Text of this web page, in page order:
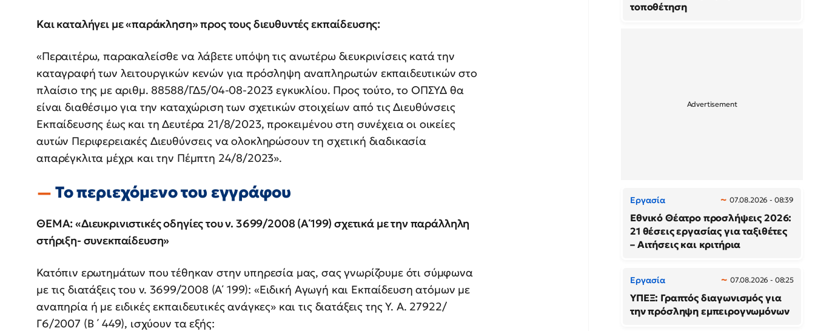
Και καταλήγει με «παράκληση» προς τους διευθυντές εκπαίδευσης:
«Περαιτέρω, παρακαλείσθε να λάβετε υπόψη τις ανωτέρω διευκρινίσεις κατά την
καταγραφή των λειτουργικών κενών για πρόσληψη αναπληρωτών εκπαιδευτικών στο
πλαίσιο της με αριθμ. 88588/ΓΔ5/04-08-2023 εγκυκλίου. Προς τούτο, το ΟΠΣΥΔ θα
είναι διαθέσιμο για την καταχώριση των σχετικών στοιχείων από τις Διευθύνσεις
Εκπαίδευσης έως και τη Δευτέρα 21/8/2023, προκειμένου στη συνέχεια οι οικείες
αυτών Περιφερειακές Διευθύνσεις να ολοκληρώσουν τη σχετική διαδικασία
απαρέγκλιτα μέχρι και την Πέμπτη 24/8/2023».
Το περιεχόμενο του εγγράφου
ΘΕΜΑ: «Διευκρινιστικές οδηγίες του ν. 3699/2008 (Α΄199) σχετικά με την παράλληλη
στήριξη- συνεκπαίδευση»
Κατόπιν ερωτημάτων που τέθηκαν στην υπηρεσία μας, σας γνωρίζουμε ότι σύμφωνα
με τις διατάξεις του ν. 3699/2008 (Α΄ 199): «Ειδική Αγωγή και Εκπαίδευση ατόμων με
αναπηρία ή με ειδικές εκπαιδευτικές ανάγκες» και τις διατάξεις της Υ. Α. 27922/
Γ6/2007 (Β ΄ 449), ισχύουν τα εξής:
τοποθέτηση
Εργασία 07.08.2026 - 08:39
Εθνικό Θέατρο προσλήψεις 2026:
21 θέσεις εργασίας για ταξιθέτες
– Αιτήσεις και κριτήρια
Εργασία 07.08.2026 - 08:25
ΥΠΕΞ: Γραπτός διαγωνισμός για
την πρόσληψη εμπειρογνωμόνων